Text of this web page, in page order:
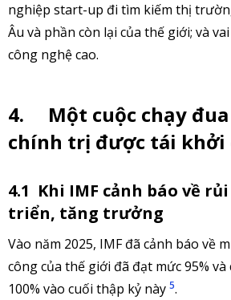
nghiệp start-up đi tìm kiếm thị
Âu và phần còn lại của thế giới; và
công nghệ cao.
4. Một cuộc chạy
chính trị được tái khởi
4.1 Khi IMF cảnh báo về
triển, tăng trưởng
Vào năm 2025, IMF đã cảnh báo về
công của thế giới đã đạt mức 95%
100% vào cuối thập kỷ này 5.